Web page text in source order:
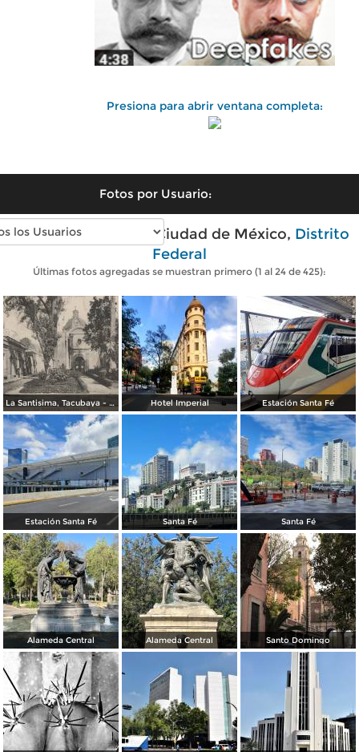
Presiona para abrir ventana completa:
Fotos por Usuario:
Fotos modernas de Ciudad de México, Distrito
Federal
Últimas fotos agregadas se muestran primero (1 al 24 de 425):
La Santisima, Tacubaya - México Hotel Imperial Estación Santa Fé
Estación Santa Fé Santa Fé Santa Fé
Alameda Central Alameda Central Santo Domingo